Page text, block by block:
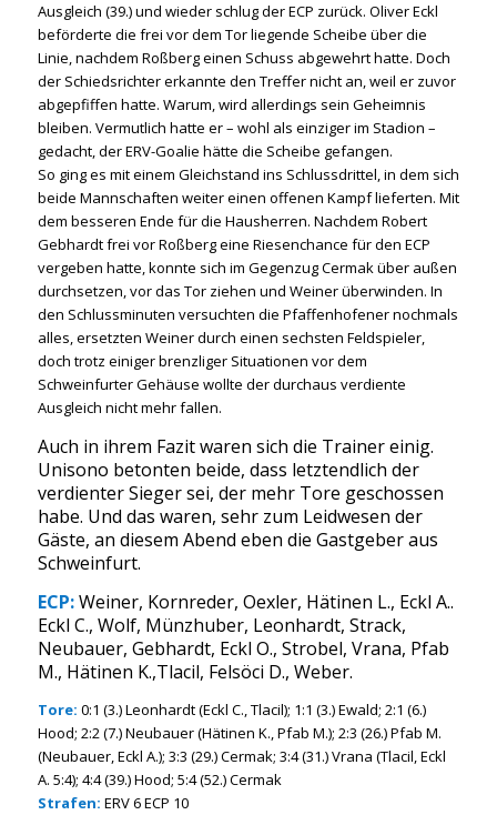
Ausgleich (39.) und wieder schlug der ECP zurück. Oliver Eckl
beförderte die frei vor dem Tor liegende Scheibe über die
Linie, nachdem Roßberg einen Schuss abgewehrt hatte. Doch
der Schiedsrichter erkannte den Treffer nicht an, weil er zuvor
abgepfiffen hatte. Warum, wird allerdings sein Geheimnis
bleiben. Vermutlich hatte er – wohl als einziger im Stadion –
gedacht, der ERV-Goalie hätte die Scheibe gefangen.
So ging es mit einem Gleichstand ins Schlussdrittel, in dem sich
beide Mannschaften weiter einen offenen Kampf lieferten. Mit
dem besseren Ende für die Hausherren. Nachdem Robert
Gebhardt frei vor Roßberg eine Riesenchance für den ECP
vergeben hatte, konnte sich im Gegenzug Cermak über außen
durchsetzen, vor das Tor ziehen und Weiner überwinden. In
den Schlussminuten versuchten die Pfaffenhofener nochmals
alles, ersetzten Weiner durch einen sechsten Feldspieler,
doch trotz einiger brenzliger Situationen vor dem
Schweinfurter Gehäuse wollte der durchaus verdiente
Ausgleich nicht mehr fallen.
Auch in ihrem Fazit waren sich die Trainer einig.
Unisono betonten beide, dass letztendlich der
verdienter Sieger sei, der mehr Tore geschossen
habe. Und das waren, sehr zum Leidwesen der
Gäste, an diesem Abend eben die Gastgeber aus
Schweinfurt.
ECP:Weiner, Kornreder, Oexler, Hätinen L., Eckl A..
Eckl C., Wolf, Münzhuber, Leonhardt, Strack,
Neubauer, Gebhardt, Eckl O., Strobel, Vrana, Pfab
M., Hätinen K.,Tlacil, Felsöci D., Weber.
Tore: 0:1 (3.) Leonhardt (Eckl C., Tlacil); 1:1 (3.) Ewald; 2:1 (6.)
Hood; 2:2 (7.) Neubauer (Hätinen K., Pfab M.); 2:3 (26.) Pfab M.
(Neubauer, Eckl A.); 3:3 (29.) Cermak; 3:4 (31.) Vrana (Tlacil, Eckl
A. 5:4); 4:4 (39.) Hood; 5:4 (52.) Cermak
Strafen: ERV 6 ECP 10